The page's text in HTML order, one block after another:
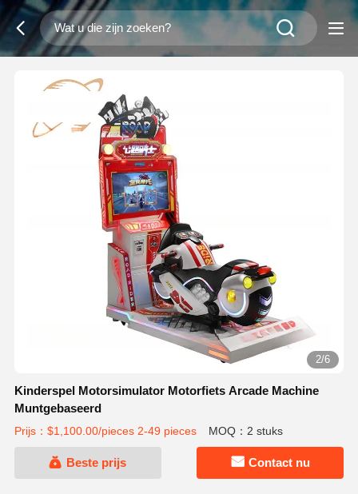
2/6
Kinderspel Motorsimulator Motorfiets Arcade Machine
Muntgebaseerd
Prijs：$1,100.00/pieces 2-49 pieces MOQ：2 stuks
Beste prijs Contact nu